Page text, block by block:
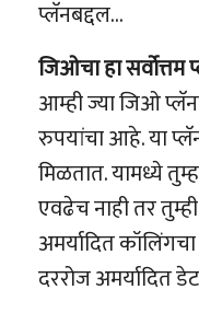
प्लॅनबद्दल…
जिओचा हा
आम्ही ज्या जिओ
रुपयांचा आहे. या
मिळतात. यामध्ये
एवढेच नाही तर
अमर्यादित
दररोज अमर्यादित